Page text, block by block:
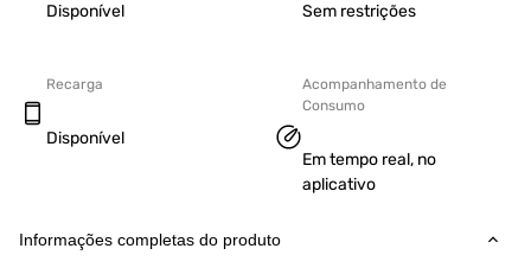
Disponível Sem restrições
Recarga
Disponível
Acompanhamento de
Consumo
Em tempo real, no
aplicativo
Informações completas do produto